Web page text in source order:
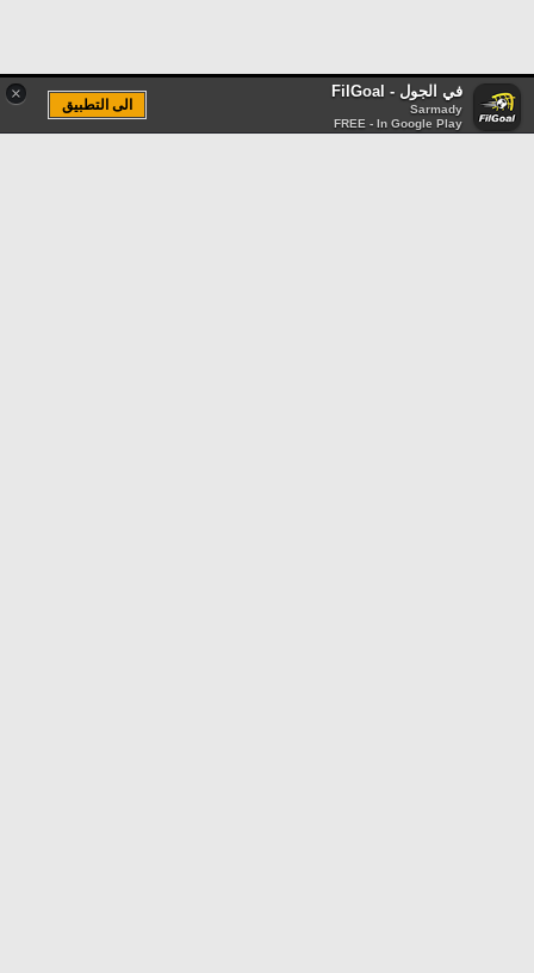
× في الجول - FilGoal
Sarmady
FREE - In Google Play
الى التطبيق